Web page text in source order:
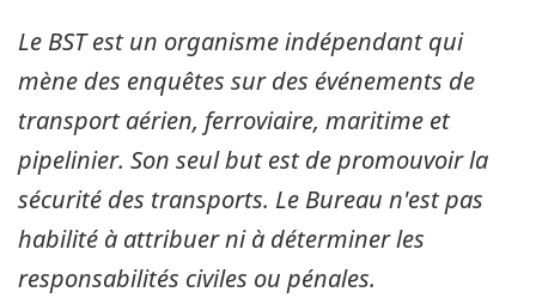
Le BST est un organisme indépendant qui
mène des enquêtes sur des événements de
transport aérien, ferroviaire, maritime et
pipelinier. Son seul but est de promouvoir la
sécurité des transports. Le Bureau n'est pas
habilité à attribuer ni à déterminer les
responsabilités civiles ou pénales.